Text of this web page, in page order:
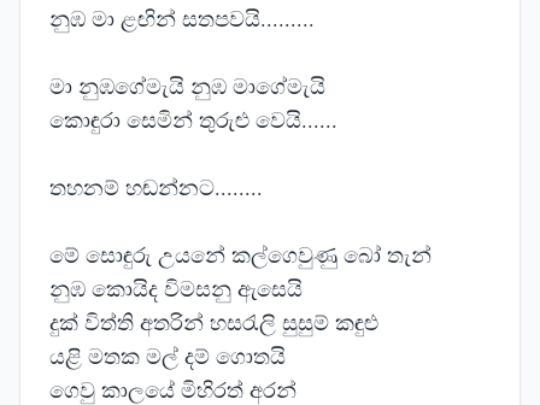
නුඹ මා ළඟින් සතපවයි.........
මා නුඹගේමැයි නුඹ මාගේමැයි
කොඳුරා සෙමින් තුරුළු වෙයි......
තහනම් හඬන්නට........
මේ සොඳුරු උයනේ කල්ගෙවුණු බෝ තැන්
නුඹ කොයිද විමසනු ඇසෙයි
දුක් විත්ති අතරින් හසරැලි සුසුම් කඳුළු
යළි මතක මල් දම් ගොතයි
ගෙවු කාලයේ මිහිරත් අරන්